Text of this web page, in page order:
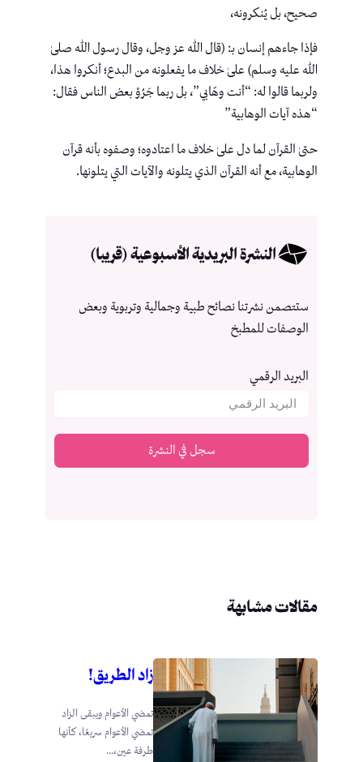
صحيح، بل يُنكرونه،
فإذا جاءهم إنسان بـ: (قال الله عز وجل، وقال رسول الله صلىٰ
الله عليه وسلم) علىٰ خلاف ما يفعلونه من البدع؛ أنكروا هذا،
ولربما قالوا له: “أنت وهّابي”، بل ربما جَرُؤ بعض الناس فقال:
“هذه آيات الوهابية”
حتىٰ القرآن لما دل علىٰ خلاف ما اعتادوه؛ وصفوه بأنه قرآن
الوهابية، مع أنه القرآن الذي يتلونه والآيات التي يتلونها.
النشرة البريدية الأسبوعية (قريبا)
ستتصمن نشرتنا نصائح طبية وجمالية وتربوية وبعض
الوصفات للمطبخ
البريد الرقمي
سجل في النشرة
مقالات مشابهة
زاد الطريق!
تمضي الأعوام ويبقى الزاد
تمضي الأعوام سريعًا، كأنها
طرفة عين،...